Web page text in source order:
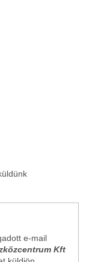
e-mail
Kft